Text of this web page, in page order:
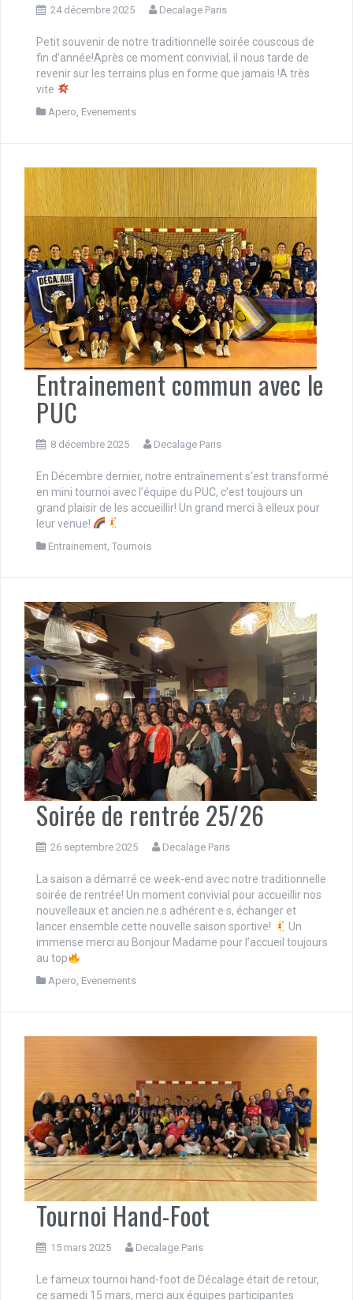
24 décembre 2025 Decalage Paris
Petit souvenir de notre traditionnelle soirée couscous de
fin d’année!Après ce moment convivial, il nous tarde de
revenir sur les terrains plus en forme que jamais !A très
vite
Apero, Evenements
Entrainement commun avec le
PUC
8 décembre 2025 Decalage Paris
En Décembre dernier, notre entraînement s’est transformé
en mini tournoi avec l’équipe du PUC, c’est toujours un
grand plaisir de les accueillir! Un grand merci à elleux pour
leur venue!
Entrainement Tournois
Soirée de rentrée 25/26
26 septembre 2025 Decalage Paris
La saison a démarré ce week-end avec notre traditionnelle
soirée de rentrée! Un moment convivial pour accueillir nos
nouvelleaux et ancien.ne.s adhérent·e·s, échanger et
lancer ensemble cette nouvelle saison sportive!
Un
immense merci au Bonjour Madame pour l’accueil toujours
au top
Apero, Evenements
Tournoi Hand-Foot
15 mars 2025 Decalage Paris
Le fameux tournoi hand-foot de Décalage était de retour,
ce samedi 15 mars, merci aux équipes participantes